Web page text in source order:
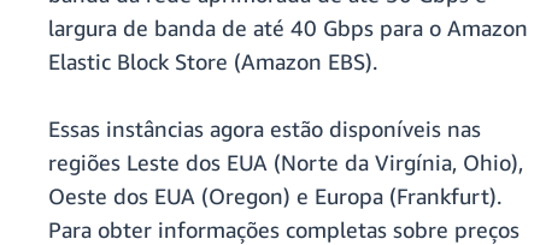
largura de banda de até 40 Gbps para o Amazon
Elastic Block Store (Amazon EBS).
Essas instâncias agora estão disponíveis nas
regiões Leste dos EUA (Norte da Virgínia, Ohio),
Oeste dos EUA (Oregon) e Europa (Frankfurt).
Para obter informações completas sobre preços